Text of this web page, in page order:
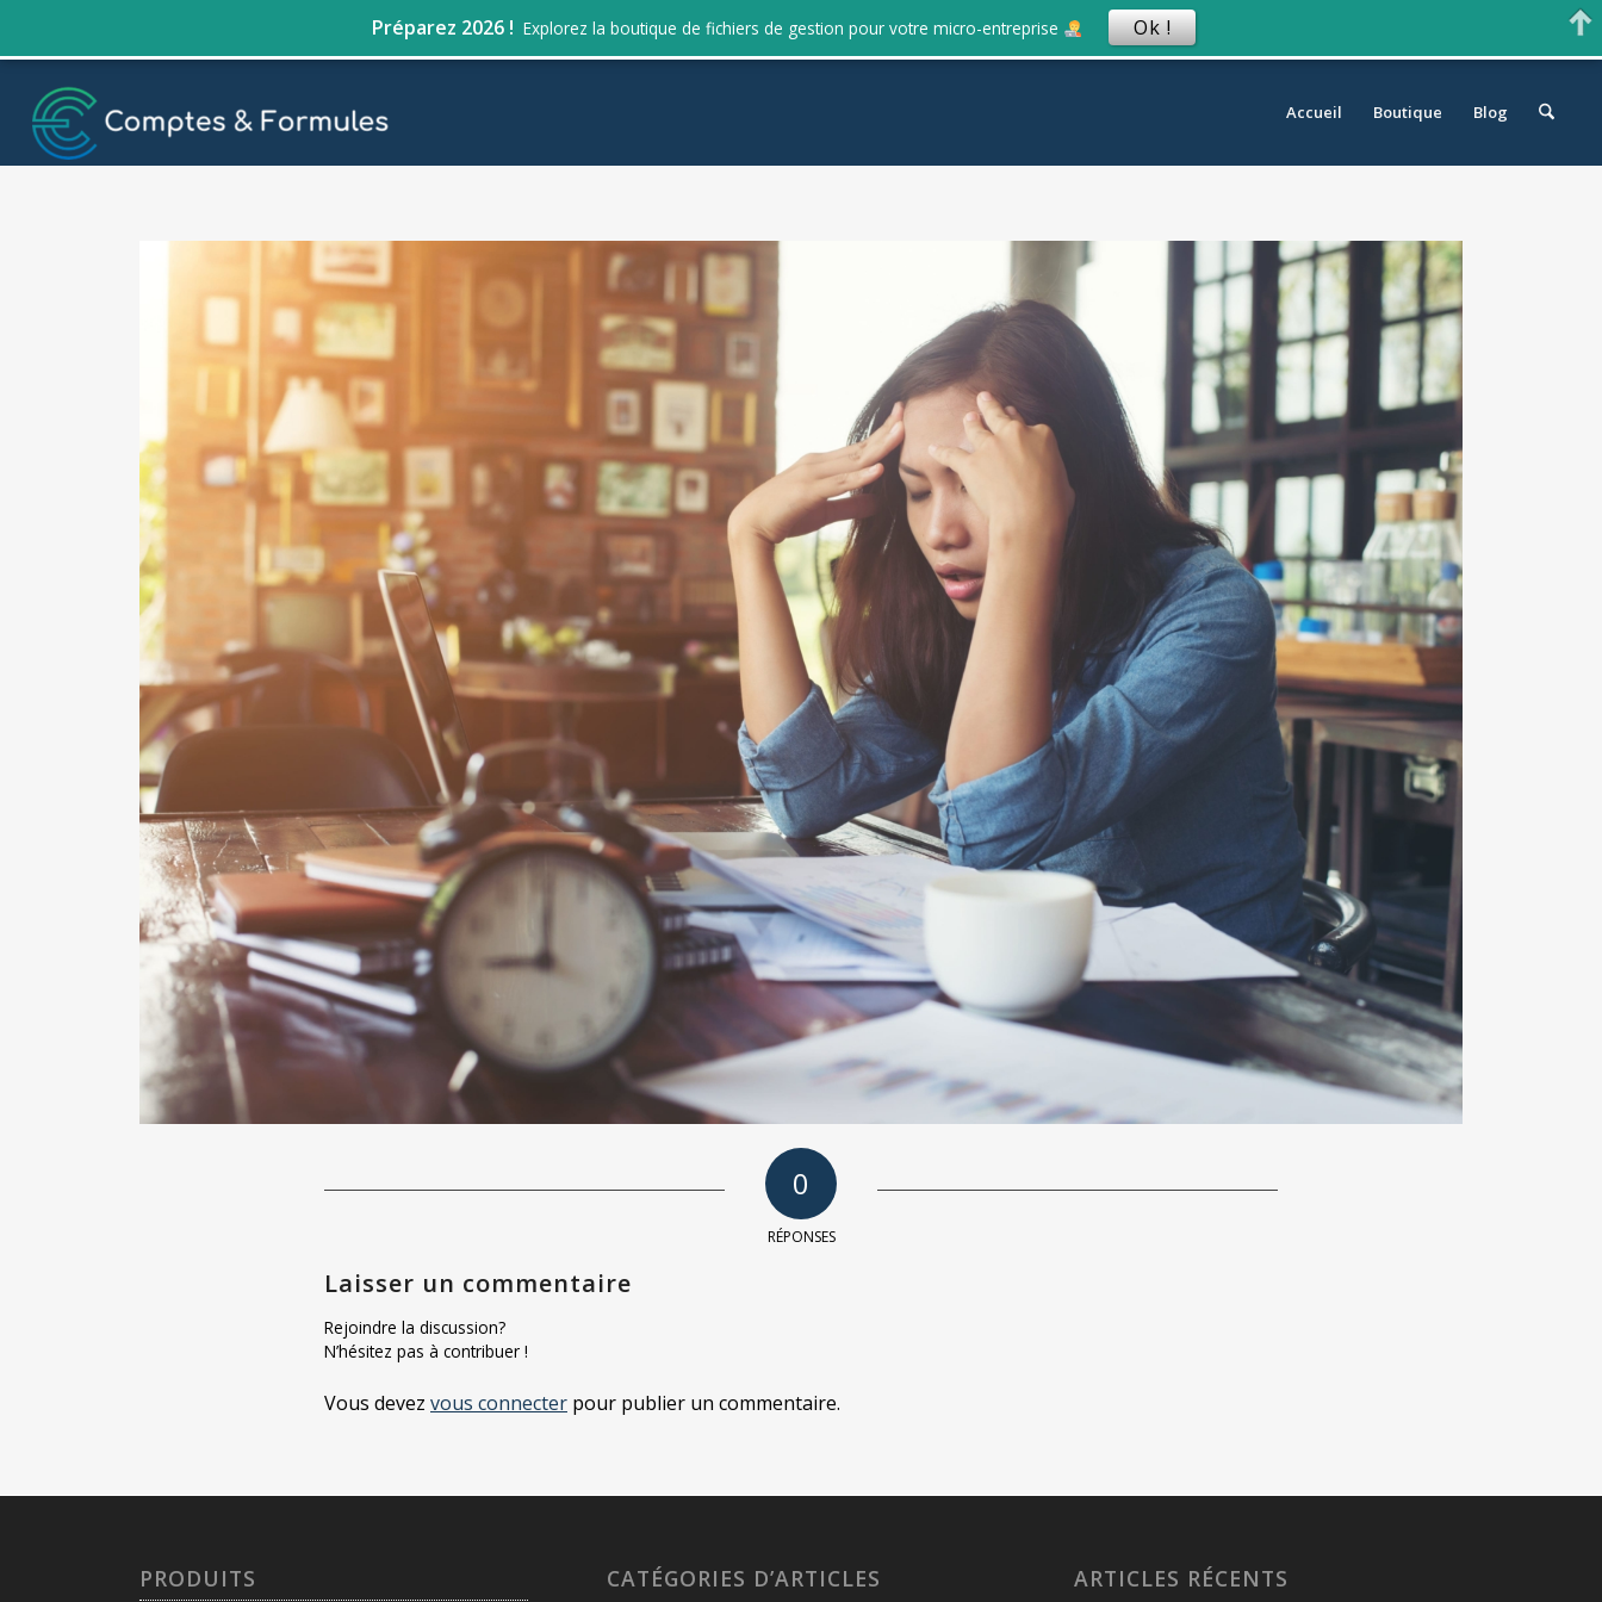
Accueil Boutique Blog
0
RÉPONSES
Laisser un commentaire
Rejoindre la discussion?
N’hésitez pas à contribuer !
Vous devez vous connecter pour publier un commentaire.
PRODUITS CATÉGORIES D’ARTICLES ARTICLES RÉCENTS
Préparez 2026 ! Explorez la boutique de fichiers de gestion pour votre micro-entreprise Ok !